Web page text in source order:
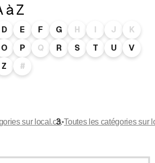
à Z
D E F G H I J
K
O P Q R S T U
V
Z #
sur local.ch•Toutes les catégories sur